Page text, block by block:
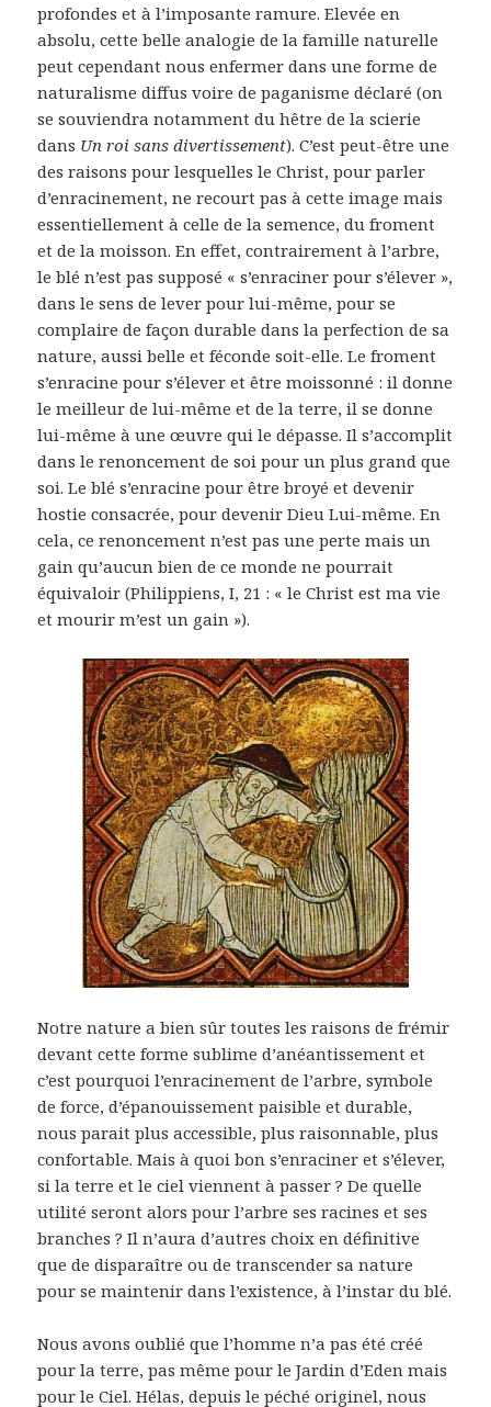
profondes et à l’imposante ramure. Elevée en
absolu, cette belle analogie de la famille naturelle
peut cependant nous enfermer dans une forme de
naturalisme diffus voire de paganisme déclaré (on
se souviendra notamment du hêtre de la scierie
dans Un roi sans divertissement). C’est peut-être une
des raisons pour lesquelles le Christ, pour parler
d’enracinement, ne recourt pas à cette image mais
essentiellement à celle de la semence, du froment
et de la moisson. En effet, contrairement à l’arbre,
le blé n’est pas supposé « s’enraciner pour s’élever »,
dans le sens de lever pour lui-même, pour se
complaire de façon durable dans la perfection de sa
nature, aussi belle et féconde soit-elle. Le froment
s’enracine pour s’élever et être moissonné : il donne
le meilleur de lui-même et de la terre, il se donne
lui-même à une œuvre qui le dépasse. Il s’accomplit
dans le renoncement de soi pour un plus grand que
soi. Le blé s’enracine pour être broyé et devenir
hostie consacrée, pour devenir Dieu Lui-même. En
cela, ce renoncement n’est pas une perte mais un
gain qu’aucun bien de ce monde ne pourrait
équivaloir (Philippiens, I, 21 : « le Christ est ma vie
et mourir m’est un gain »).
Notre nature a bien sûr toutes les raisons de frémir
devant cette forme sublime d’anéantissement et
c’est pourquoi l’enracinement de l’arbre, symbole
de force, d’épanouissement paisible et durable,
nous parait plus accessible, plus raisonnable, plus
confortable. Mais à quoi bon s’enraciner et s’élever,
si la terre et le ciel viennent à passer ? De quelle
utilité seront alors pour l’arbre ses racines et ses
branches ? Il n’aura d’autres choix en définitive
que de disparaître ou de transcender sa nature
pour se maintenir dans l’existence, à l’instar du blé.
Nous avons oublié que l’homme n’a pas été créé
pour la terre, pas même pour le Jardin d’Eden mais
pour le Ciel. Hélas, depuis le péché originel, nous